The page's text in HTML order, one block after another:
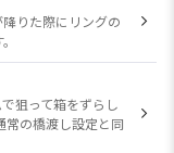
りた際にリングの
狙って箱をずらし
常の橋渡し設定と同